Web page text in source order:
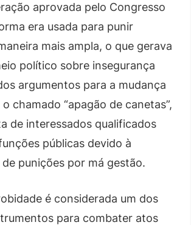
aprovada pelo Congresso
era usada para punir
mais ampla, o que gerava
político sobre insegurança
argumentos para a mudança
chamado “apagão de canetas”,
de interessados qualificados
públicas devido à
punições por má gestão.
é considerada um dos
para combater atos